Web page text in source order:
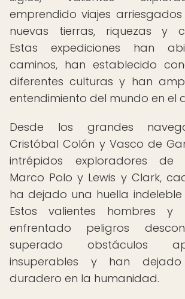
emprendido viajes
nuevas tierras, riquezas y
Estas expediciones han
caminos, han establecido
diferentes culturas y han
entendimiento del mundo en el
Desde los grandes
Cristóbal Colón y Vasco de
intrépidos exploradores
Marco Polo y Lewis y Clark,
ha dejado una huella indeleble
Estos valientes hombres y
enfrentado peligros
superado obstáculos
insuperables y han
duradero en la humanidad.